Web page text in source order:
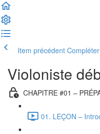
Item précédent
Violoniste
CHAPITRE #01 –
01. LEÇON –